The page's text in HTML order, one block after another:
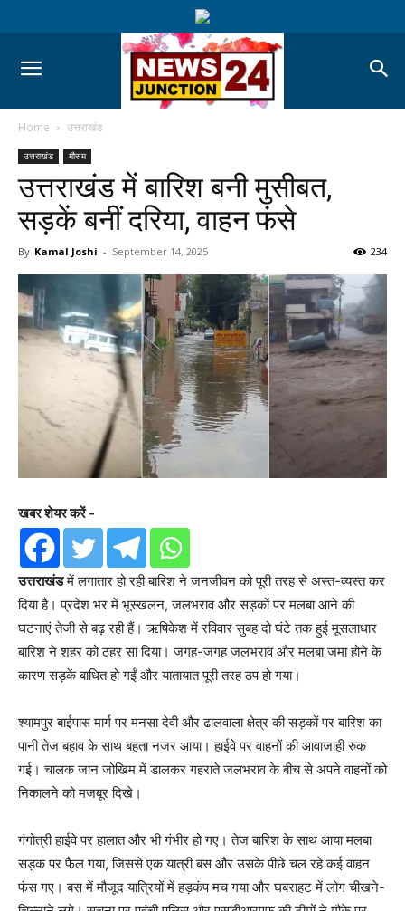
Home उत्तराखंड
उत्तराखंड मौसम
उत्तराखंड में बारिश बनी मुसीबत,
सड़कें बनीं दरिया, वाहन फंसे
By Kamal Joshi - September 14, 2025 234
खबर शेयर करें -
उत्तराखंडमें लगातार हो रही बारिश ने जनजीवन को पूरी तरह से अस्त-व्यस्त कर
दिया है। प्रदेश भर में भूस्खलन, जलभराव और सड़कों पर मलबा आने की
घटनाएं तेजी से बढ़ रही हैं। ऋषिकेश में रविवार सुबह दो घंटे तक हुई मूसलाधार
बारिश ने शहर को ठहर सा दिया। जगह-जगह जलभराव और मलबा जमा होने के
कारण सड़कें बाधित हो गईं और यातायात पूरी तरह ठप हो गया।
श्यामपुर बाईपास मार्ग पर मनसा देवी और ढालवाला क्षेत्र की सड़कों पर बारिश का
पानी तेज बहाव के साथ बहता नजर आया। हाईवे पर वाहनों की आवाजाही रुक
गई। चालक जान जोखिम में डालकर गहराते जलभराव के बीच से अपने वाहनों को
निकालने को मजबूर दिखे।
गंगोत्री हाईवे पर हालात और भी गंभीर हो गए। तेज बारिश के साथ आया मलबा
सड़क पर फैल गया, जिससे एक यात्री बस और उसके पीछे चल रहे कई वाहन
फंस गए। बस में मौजूद यात्रियों में हड़कंप मच गया और घबराहट में लोग चीखने-